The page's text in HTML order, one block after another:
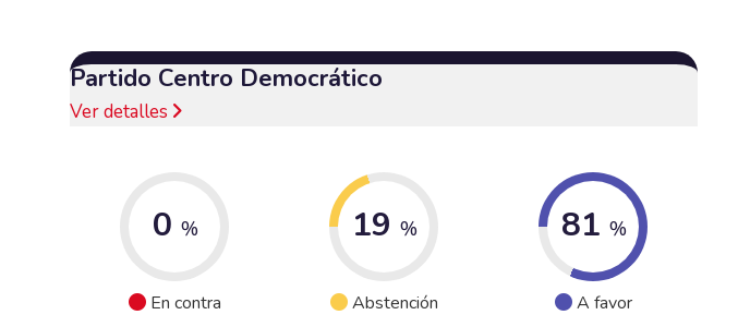
Partido Centro Democrático
Ver detalles
0 %
En contra
19 %
Abstención
81 %
A favor